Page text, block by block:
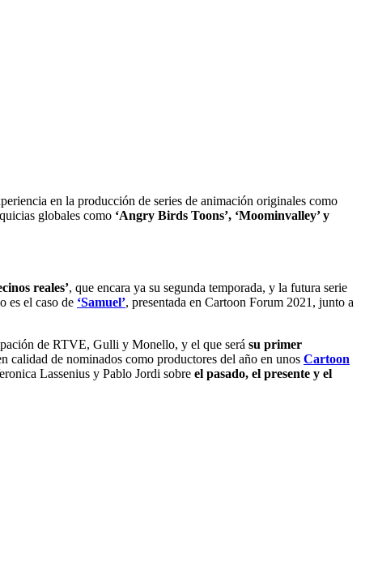
en la producción de series de animación originales como
globales como ‘Angry Birds Toons’, ‘Moominvalley’ y
reales’, que encara ya su segunda temporada, y la futura serie
es el caso de ‘Samuel’, presentada en Cartoon Forum 2021, junto a
de RTVE, Gulli y Monello, y el que será su primer
de nominados como productores del año en unos Cartoon
Lassenius y Pablo Jordi sobre el pasado, el presente y el